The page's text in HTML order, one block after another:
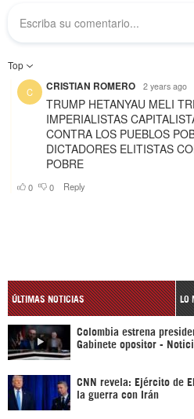
ÚLTIMAS NOTICIAS LO
Colombia estrena
Gabinete opositor -
CNN revela: Ejército de
la guerra con Irán